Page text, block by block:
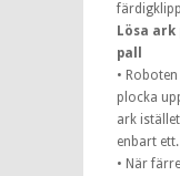
Lösa ark
pall
•
plocka
ark
enbart ett.
• När